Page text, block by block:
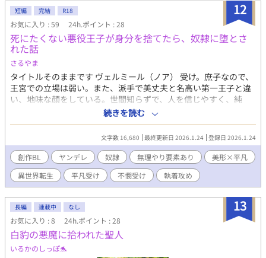
これはそんな流され系主人公が運命と戦う物語。 「アルフィ、ず
っとここに居てくれ」 「うん！そんなこと言ってくれると凄く嬉
しいけど、出来たら2人きりで言って欲しかったし酒の勢いで言わ
れるのも癪だしそもそも急だし昨日までと言ってること真逆だし
そもそもなんでちょっと泣きそうなのかわかんないし手握ってな
くても逃げないしてかもう泣いてるし怖いんだけど大丈夫？」 媚
薬、緊縛、露出、催眠、時間停止などなど。 徐々に怪しげな薬
や、秘密な魔道具、エロいことに特化した魔法なども出てきま
す。基本的に激しく痛みを伴うプレイはなく、快楽系の甘やかし
調教や、羞恥系のプレイがメインです。 全8章128話、11月27日
に完結します。 なおエロ描写がある話には♡を付けています。 ※
ややハードな内容のプレイもございます。誤って見てしまった方
は、すぐに1〜2杯の牛乳または水、あるいは生卵を飲んで、かか
りつけ医にご相談する前に落ち着いて下さい。 感想やご指摘、叱
咤激励、有給休暇等貰えると嬉しいです！ノシ
12
短編 完結 R18
お気に入り : 59 24h.ポイント : 28
死にたくない悪役王子が身分を捨てたら、奴隷に堕とさ
れた話
さるやま
タイトルそのままです ヴェルミール（ノア） 受け。庶子なので、
王宮での立場は弱い。また、派手で美丈夫と名高い第一王子と違
い、地味な顔をしている。世間知らずで、人を信じやすく、純
粋。物語のシナリオに翻弄され続け、やっと運命から逃れられた
と思ったのに⋯⋯ オルド 攻め。活発で従順な、明るい騎士のよう
に見えて、独占欲が強く、鬼畜で、狡猾で計算高い側面がある
（だから戦場で強い）。ヴェルミールが父のために奔走する健気
な姿を見て、心を打たれ、葬式の時に暖かい言葉をかけられて完
全に恋をした。好意を持ちながらも、いつか貴族のお嬢さんと結
婚してしまうんだろうな⋯⋯と告白する前に失恋を覚悟してお
り、せめて傍にいられるように護衛騎士に志願し、夜は希望して
ヴェルミールの周辺警護にあたっていた。それ故に、ヴェルミー
ルが、逃亡しようとしているところを丁度発見。市井に降りよう
とする彼を手助けする体で、その実、彼を手に入れる計画を進め
ていた。ヴェルミールが部屋を出るのも、暴漢に襲われて助ける
のも、計画に折り込み済み。こんなに早くアリオが来るのは想定
続きを読む
文字数 16,680 最終更新日 2026.1.24 登録日 2026.1.24
創作BL ヤンデレ 奴隷 無理やり要素あり
美形×平凡
異世界転生
平凡受け 不憫受け 執着攻め
13
長編 連載中 なし
お気に入り : 8 24h.ポイント : 28
白豹の悪魔に拾われた聖人
いるかのしっぽ🐬